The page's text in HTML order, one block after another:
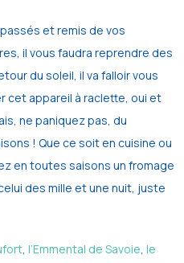
et remis de vos
il vous faudra reprendre des
du soleil, il va falloir vous
cet appareil à raclette, oui et
ne paniquez pas, du
! Que ce soit en cuisine ou
en toutes saisons un fromage
des mille et une nuit, juste
,l’Emmental de Savoie,le